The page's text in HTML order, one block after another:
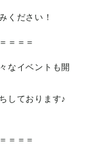
ください！
＝＝＝
なイベントも開
しております♪
＝＝＝